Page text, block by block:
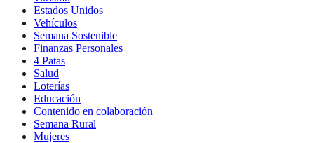
Estados Unidos
Vehículos
Semana Sostenible
Finanzas Personales
4 Patas
Salud
Loterías
Educación
Contenido en colaboración
Semana Rural
Mujeres